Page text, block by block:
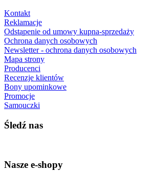
Kontakt
Reklamacje
Odstąpenie od umowy kupna-sprzedaży
Ochrona danych osobowych
Newsletter - ochrona danych osobowych
Mapa strony
Producenci
Recenzje klientów
Bony upominkowe
Promocje
Samouczki
Śledź nas
Nasze e-shopy